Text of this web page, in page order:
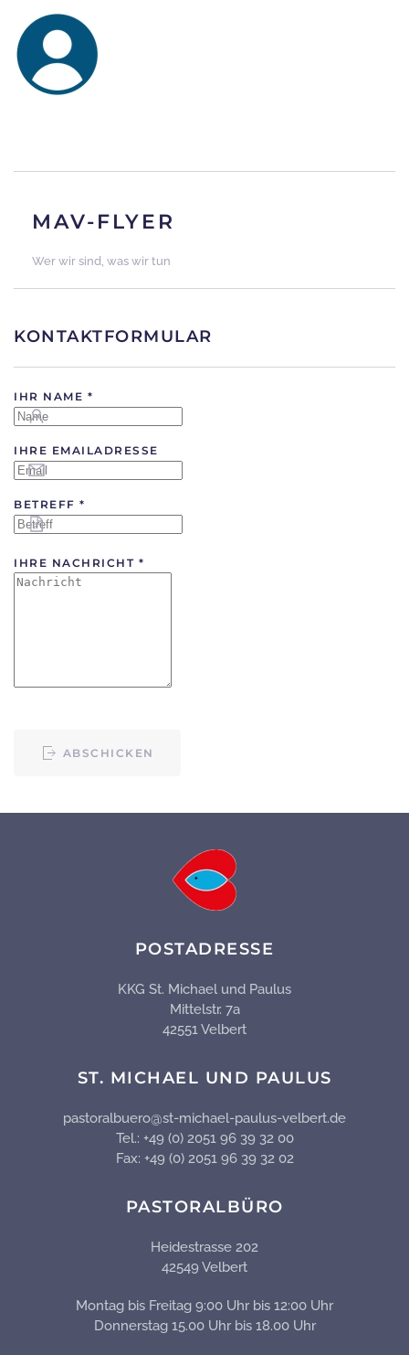
MAV-FLYER
Wer wir sind, was wir tun
KONTAKTFORMULAR
IHR NAME *
IHRE EMAILADRESSE
BETREFF *
IHRE NACHRICHT *
ABSCHICKEN
POSTADRESSE
KKG St. Michael und Paulus
Mittelstr. 7a
42551 Velbert
ST. MICHAEL UND PAULUS
pastoralbuero@st-michael-paulus-velbert.de
Tel.: +49 (0) 2051 96 39 32 00
Fax: +49 (0) 2051 96 39 32 02
PASTORALBÜRO
Heidestrasse 202
42549 Velbert
Montag bis Freitag 9:00 Uhr bis 12:00 Uhr
Donnerstag 15.00 Uhr bis 18.00 Uhr